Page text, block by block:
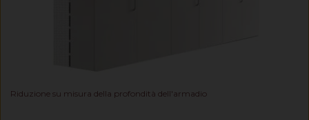
Riduzione su misura della profondità dell'armadio